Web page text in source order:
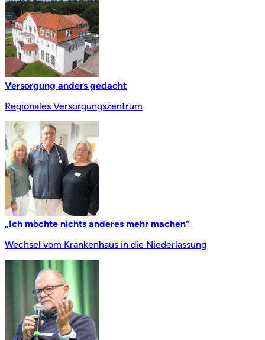
Versorgung anders gedacht
Regionales Versorgungszentrum
„Ich möchte nichts anderes mehr machen“
Wechsel vom Krankenhaus in die Niederlassung